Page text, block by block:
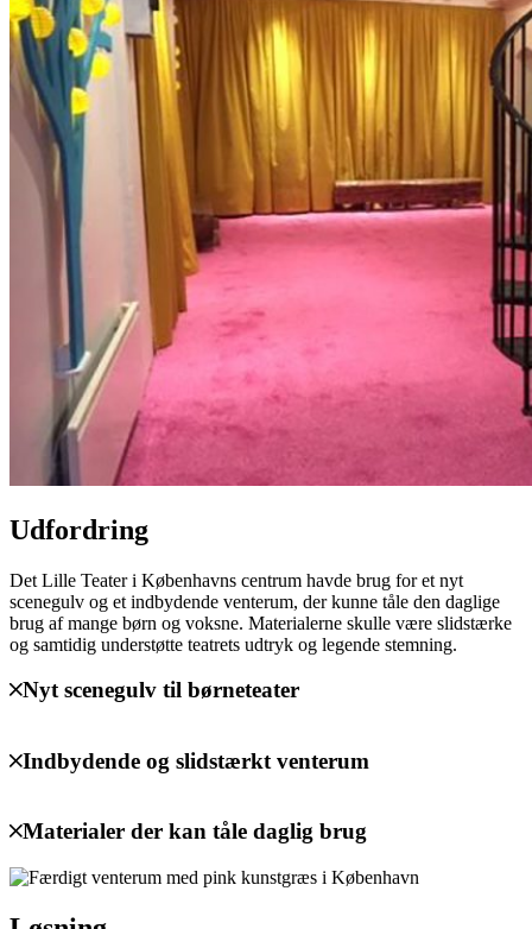
Udfordring
Det Lille Teater i Københavns centrum havde brug for et nyt
scenegulv og et indbydende venterum, der kunne tåle den daglige
brug af mange børn og voksne. Materialerne skulle være slidstærke
og samtidig understøtte teatrets udtryk og legende stemning.
Nyt scenegulv til børneteater
Indbydende og slidstærkt venterum
Materialer der kan tåle daglig brug